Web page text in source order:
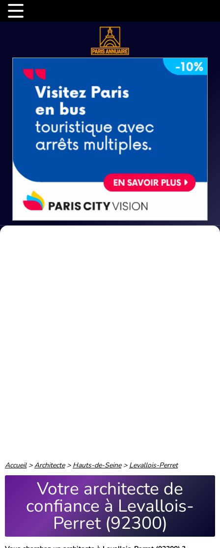
Accueil>Architecte> Hauts-de-Seine> Levallois-Perret
Votre architecte de
confiance à Levallois-
Perret (92300)